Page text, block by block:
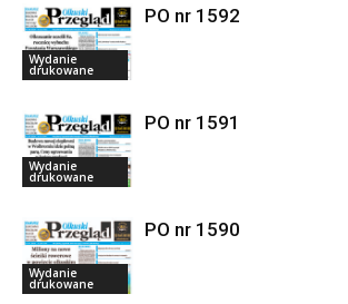
Wydanie
drukowane
PO nr 1592
Wydanie
drukowane
PO nr 1591
Wydanie
drukowane
PO nr 1590